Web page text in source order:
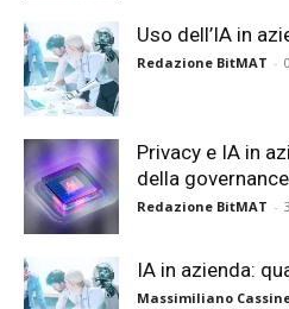
Uso dell’IA in
Redazione BitMAT -
Privacy e IA in
della
Redazione BitMAT -
IA in azienda:
Massimiliano